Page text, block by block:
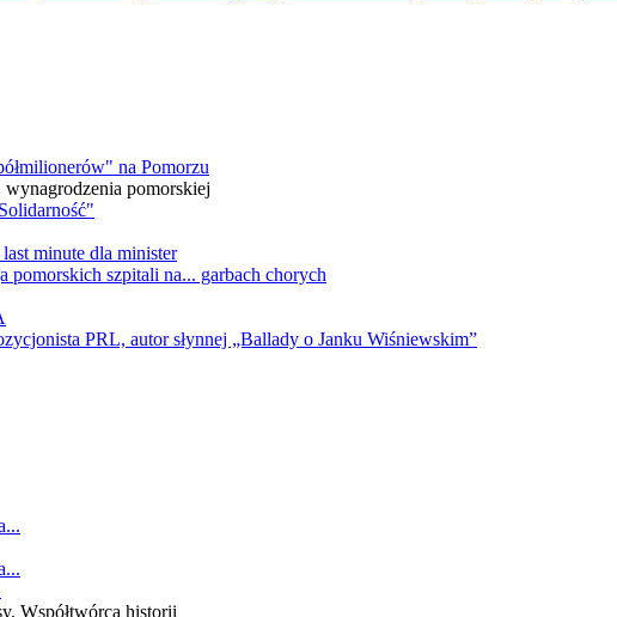
na Pomorzu
pomorskiej
minute dla minister
szpitali na... garbach chorych
PRL, autor słynnej „Ballady o Janku Wiśniewskim”
Współtwórca historii